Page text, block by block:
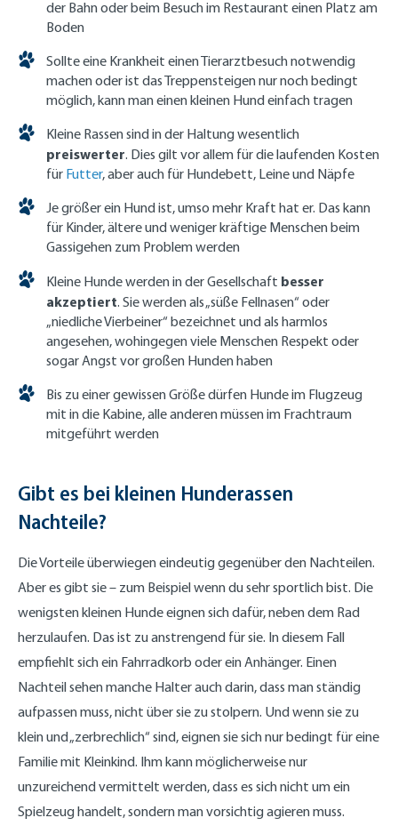
der Bahn oder beim Besuch im Restaurant einen Platz am
Boden
Sollte eine Krankheit einen Tierarztbesuch notwendig
machen oder ist das Treppensteigen nur noch bedingt
möglich, kann man einen kleinen Hund einfach tragen
Kleine Rassen sind in der Haltung wesentlich
preiswerter. Dies gilt vor allem für die laufenden Kosten
für Futter, aber auch für Hundebett, Leine und Näpfe
Je größer ein Hund ist, umso mehr Kraft hat er. Das kann
für Kinder, ältere und weniger kräftige Menschen beim
Gassigehen zum Problem werden
Kleine Hunde werden in der Gesellschaft besser
akzeptiert. Sie werden als „süße Fellnasen“ oder
„niedliche Vierbeiner“ bezeichnet und als harmlos
angesehen, wohingegen viele Menschen Respekt oder
sogar Angst vor großen Hunden haben
Bis zu einer gewissen Größe dürfen Hunde im Flugzeug
mit in die Kabine, alle anderen müssen im Frachtraum
mitgeführt werden
Gibt es bei kleinen Hunderassen
Nachteile?
Die Vorteile überwiegen eindeutig gegenüber den Nachteilen.
Aber es gibt sie – zum Beispiel wenn du sehr sportlich bist. Die
wenigsten kleinen Hunde eignen sich dafür, neben dem Rad
herzulaufen. Das ist zu anstrengend für sie. In diesem Fall
empfiehlt sich ein Fahrradkorb oder ein Anhänger. Einen
Nachteil sehen manche Halter auch darin, dass man ständig
aufpassen muss, nicht über sie zu stolpern. Und wenn sie zu
klein und „zerbrechlich“ sind, eignen sie sich nur bedingt für eine
Familie mit Kleinkind. Ihm kann möglicherweise nur
unzureichend vermittelt werden, dass es sich nicht um ein
Spielzeug handelt, sondern man vorsichtig agieren muss.